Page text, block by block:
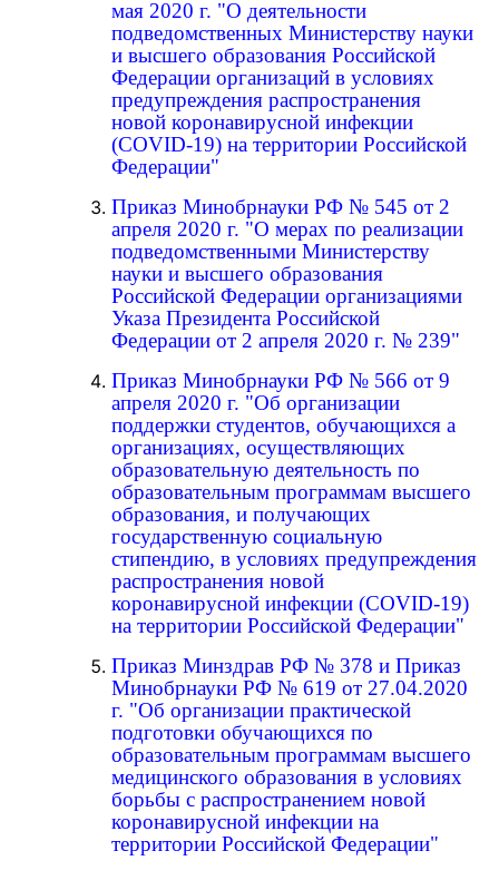
мая 2020 г. "О деятельности
подведомственных Министерству науки
и высшего образования Российской
Федерации организаций в условиях
предупреждения распространения
новой коронавирусной инфекции
(COVID-19) на территории Российской
Федерации"
Приказ Минобрнауки РФ № 545 от 2
апреля 2020 г. "О мерах по реализации
подведомственными Министерству
науки и высшего образования
Российской Федерации организациями
Указа Президента Российской
Федерации от 2 апреля 2020 г. № 239"
Приказ Минобрнауки РФ № 566 от 9
апреля 2020 г. "Об организации
поддержки студентов, обучающихся а
организациях, осуществляющих
образовательную деятельность по
образовательным программам высшего
образования, и получающих
государственную социальную
стипендию, в условиях предупреждения
распространения новой
коронавирусной инфекции (COVID-19)
на территории Российской Федерации"
Приказ Минздрав РФ № 378 и Приказ
Минобрнауки РФ № 619 от 27.04.2020
г. "Об организации практической
подготовки обучающихся по
образовательным программам высшего
медицинского образования в условиях
борьбы с распространением новой
коронавирусной инфекции на
территории Российской Федерации"